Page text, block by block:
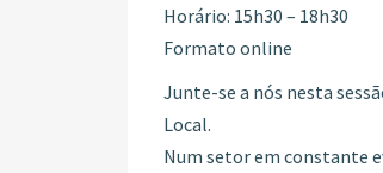
Horário: 15h30 – 18h30
Formato online
Junte-se a nós nesta
Local.
Num setor em constante